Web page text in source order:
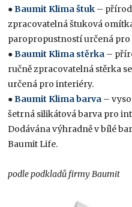
●Baumit Klima štuk –
zpracovatelná štuková
paropropustností určená
●Baumit Klima stěrka –
ručně zpracovatelná stěrka
určená pro interiéry.
●Baumit Klima barva –
šetrná silikátová barva pro
Dodávána výhradně v bílé
Baumit Life.
podle podkladů firmy Baumit